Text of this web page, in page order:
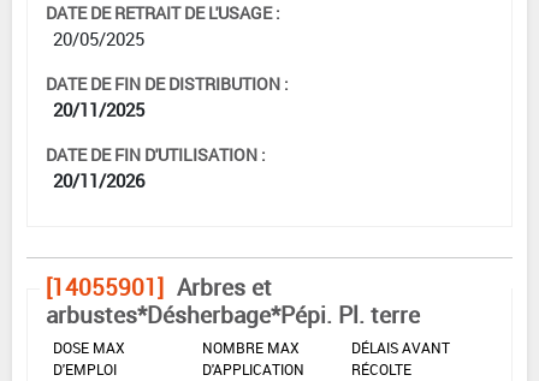
DATE DE RETRAIT DE L'USAGE :
20/05/2025
DATE DE FIN DE DISTRIBUTION :
20/11/2025
DATE DE FIN D'UTILISATION :
20/11/2026
[14055901] Arbres et
arbustes*Désherbage*Pépi. Pl. terre
DOSE MAX
D'EMPLOI
NOMBRE MAX
D'APPLICATION
DÉLAIS AVANT
RÉCOLTE